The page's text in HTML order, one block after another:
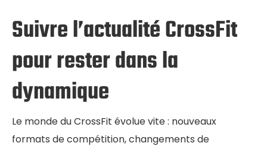
Suivre l’actualité CrossFit
pour rester dans la
dynamique
Le monde du CrossFit évolue vite : nouveaux
formats de compétition, changements de